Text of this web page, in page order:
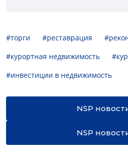
#торги #реставрация
#курортная недвижимость
#инвестиции в недвижимость
NSP
NSP